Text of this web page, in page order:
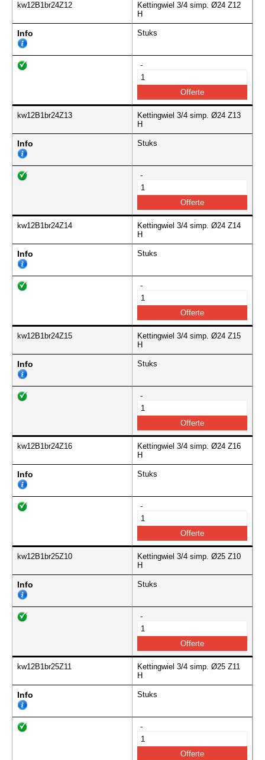
kw12B1br24Z12
Kettingwiel 3/4 simp. Ø24 Z12
H
Info Stuks
-
kw12B1br24Z13
Kettingwiel 3/4 simp. Ø24 Z13
H
Info Stuks
-
kw12B1br24Z14
Kettingwiel 3/4 simp. Ø24 Z14
H
Info Stuks
-
kw12B1br24Z15
Kettingwiel 3/4 simp. Ø24 Z15
H
Info Stuks
-
kw12B1br24Z16
Kettingwiel 3/4 simp. Ø24 Z16
H
Info Stuks
-
kw12B1br25Z10
Kettingwiel 3/4 simp. Ø25 Z10
H
Info Stuks
-
kw12B1br25Z11
Kettingwiel 3/4 simp. Ø25 Z11
H
Info Stuks
-